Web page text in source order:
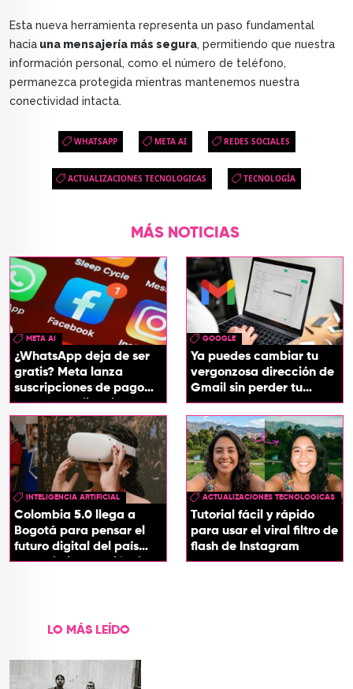
Esta nueva herramienta representa un paso fundamental
hacia una mensajería más segura, permitiendo que nuestra
información personal, como el número de teléfono,
permanezca protegida mientras mantenemos nuestra
conectividad intacta.
WHATSAPP META AI REDES SOCIALES
ACTUALIZACIONES TECNOLOGICAS TECNOLOGÍA
MÁS NOTICIAS
META AI
¿WhatsApp deja de ser
gratis? Meta lanza
suscripciones de pago
para sus aplicaciones
GOOGLE
Ya puedes cambiar tu
vergonzosa dirección de
Gmail sin perder tu
cuenta
INTELIGENCIA ARTIFICIAL
Colombia 5.0 llega a
Bogotá para pensar el
futuro digital del país
desde la innovación, la
ACTUALIZACIONES TECNOLOGICAS
Tutorial fácil y rápido
para usar el viral filtro de
flash de Instagram
LO MÁS LEÍDO